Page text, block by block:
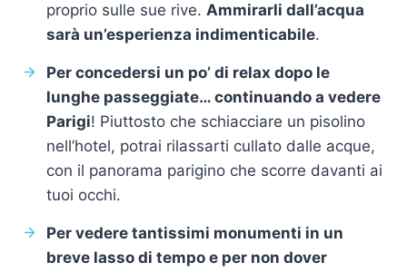
proprio sulle sue rive. Ammirarli dall’acqua
sarà un’esperienza indimenticabile.
Per concedersi un po’ di relax dopo le
lunghe passeggiate… continuando a vedere
Parigi! Piuttosto che schiacciare un pisolino
nell’hotel, potrai rilassarti cullato dalle acque,
con il panorama parigino che scorre davanti ai
tuoi occhi.
Per vedere tantissimi monumenti in un
breve lasso di tempo e per non dover